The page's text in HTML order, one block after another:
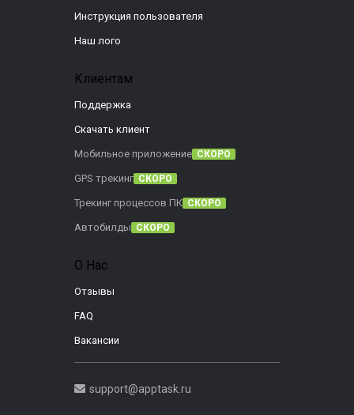
Инструкция пользователя
Наш лого
Клиентам
Поддержка
Скачать клиент
Мобильное приложение СКОРО
GPS трекинг СКОРО
Трекинг процессов ПК СКОРО
Автобилды СКОРО
О Нас
Отзывы
FAQ
Вакансии
support@apptask.ru